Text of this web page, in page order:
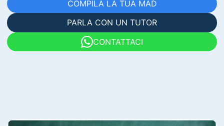
COMPILA LA TUA MAD
PARLA CON UN TUTOR
CONTATTACI